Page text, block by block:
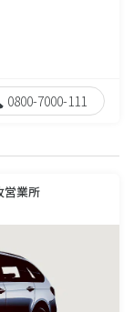
0800-7000-111
営業所